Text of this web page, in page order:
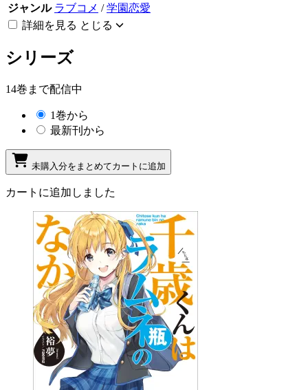
ジャンル ラブコメ /学園恋愛
詳細を見る とじる
シリーズ
14巻まで配信中
1巻から
最新刊から
未購入分をまとめてカートに追加
カートに追加しました